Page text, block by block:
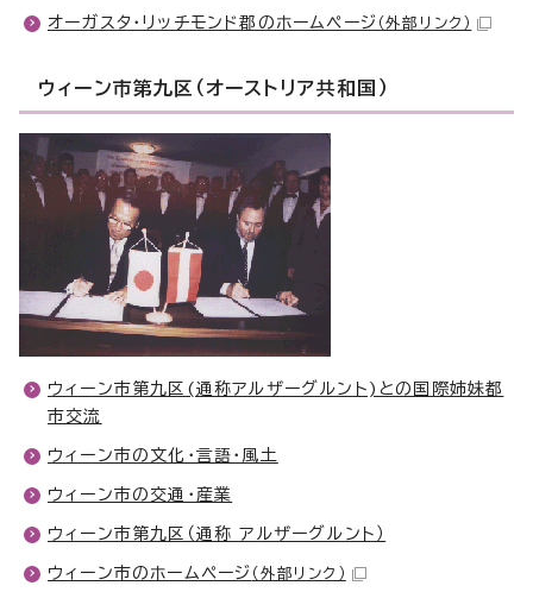
オーガスタ・リッチモンド郡のホームページ （外部リンク）
ウィーン市第九区（オーストリア共和国）
ウィーン市第九区(通称アルザーグルント)との国際姉妹都
市交流
ウィーン市の文化・言語・風土
ウィーン市の交通・産業
ウィーン市第九区（通称 アルザーグルント）
ウィーン市のホームページ （外部リンク）